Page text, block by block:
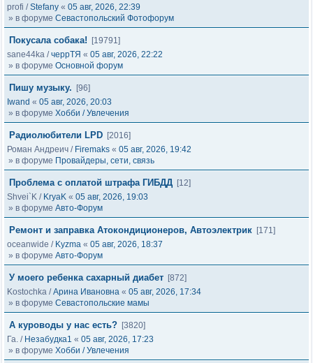
profi /Stefany « 05 авг, 2026, 22:39
» в форуме Севастопольский Фотофорум
Покусала собака!
[19791]
sane44ka /черрТЯ « 05 авг, 2026, 22:22
» в форуме Основной форум
Пишу музыку.
[96]
Iwand « 05 авг, 2026, 20:03
» в форуме Хобби / Увлечения
Радиолюбители LPD [2016]
Роман Андреич / Firemaks « 05 авг, 2026, 19:42
» в форуме Провайдеры, сети, связь
Проблема с оплатой штрафа ГИБДД [12]
Shvei`K / KryaK « 05 авг, 2026, 19:03
» в форуме Авто-Форум
Ремонт и заправка Атокондиционеров, Автоэлектрик [171]
oceanwide / Kyzma « 05 авг, 2026, 18:37
» в форуме Авто-Форум
У моего ребенка сахарный диабет [872]
Kostochka /Арина Ивановна « 05 авг, 2026, 17:34
» в форуме Севастопольские мамы
А куроводы у нас есть? [3820]
Га. / Незабудка1 « 05 авг, 2026, 17:23
» в форуме Хобби / Увлечения